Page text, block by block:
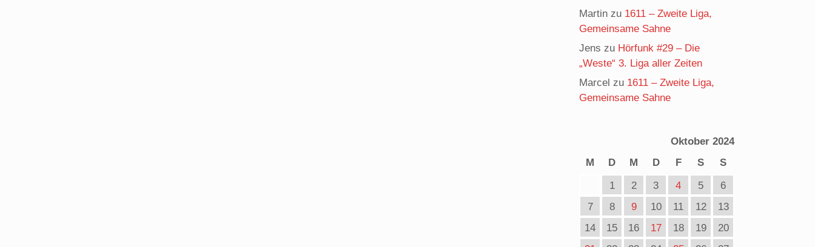
Martin zu 1611 – Zweite Liga,
Gemeinsame Sahne
Jens zu Hörfunk #29 – Die
„Weste“ 3. Liga aller Zeiten
Marcel zu 1611 – Zweite Liga,
Gemeinsame Sahne
Oktober 2024
M
D M D F S
S
1
2 3 4 5
6
7
8 9 10 11 12
13
14
15 16 17 18 19
20